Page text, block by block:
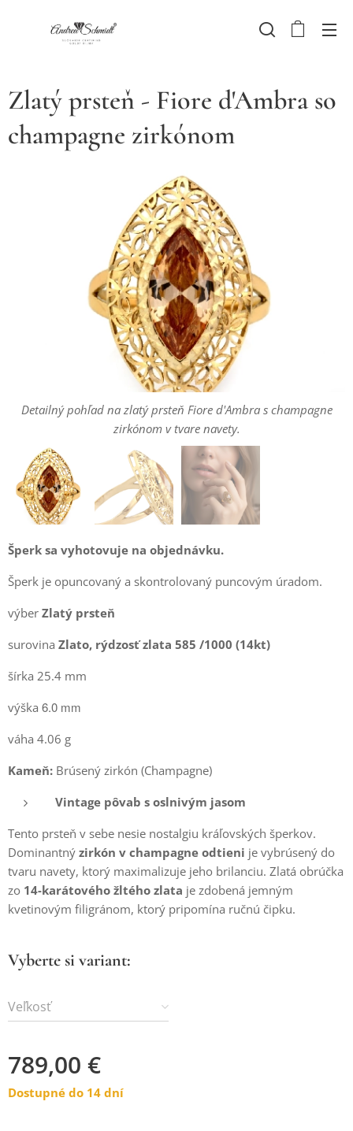
Zlatý prsteň - Fiore d'Ambra so
champagne zirkónom
Detailný pohľad na zlatý prsteň Fiore d'Ambra s champagne
zirkónom v tvare navety.
Bočný pohľad na prepracovaný filigránový vzor a vyvýšenú
korunu zlatého prsteňa.
Zlatý prsteň v štýle vintage na prste modelky zvýrazňujúci jeho
zoštíhľujúci efekt.
Šperk sa vyhotovuje na objednávku.
Šperk je opuncovaný a skontrolovaný puncovým úradom.
výber Zlatý prsteň
surovina Zlato, rýdzosť zlata 585 /1000 (14kt)
šírka 25.4 mm
výška 6.0 mm
váha 4.06 g
Kameň: Brúsený zirkón (Champagne)
Vintage pôvab s oslnivým jasom
Tento prsteň v sebe nesie nostalgiu kráľovských šperkov.
Dominantný zirkón v champagne odtieni je vybrúsený do
tvaru navety, ktorý maximalizuje jeho brilanciu. Zlatá obrúčka
zo 14-karátového žltého zlata je zdobená jemným
kvetinovým filigránom, ktorý pripomína ručnú čipku.
Vyberte si variant:
Veľkosť
789,00 €
Dostupné do 14 dní